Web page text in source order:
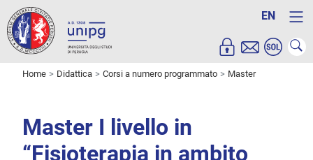
EN
Home Didattica Corsi a numero programmato Master
Master I livello in
“Fisioterapia in ambito